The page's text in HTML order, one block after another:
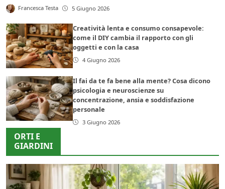
Francesca Testa 5 Giugno 2026
Creatività lenta e consumo consapevole:
come il DIY cambia il rapporto con gli
oggetti e con la casa
4 Giugno 2026
Il fai da te fa bene alla mente? Cosa dicono
psicologia e neuroscienze su
concentrazione, ansia e soddisfazione
personale
3 Giugno 2026
ORTI E
GIARDINI